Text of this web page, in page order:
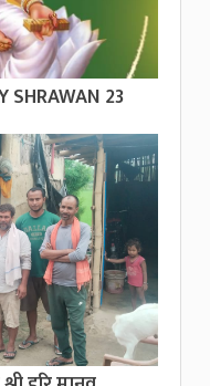
SHRAWAN 23